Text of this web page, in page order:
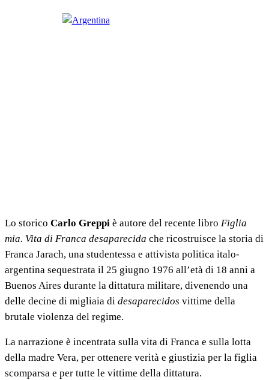
Lo storico Carlo Greppi è autore del recente libro Figlia
mia. Vita di Franca desaparecida che ricostruisce la storia di
Franca Jarach, una studentessa e attivista politica italo-
argentina sequestrata il 25 giugno 1976 all’età di 18 anni a
Buenos Aires durante la dittatura militare, divenendo una
delle decine di migliaia di desaparecidos vittime della
brutale violenza del regime.
La narrazione è incentrata sulla vita di Franca e sulla lotta
della madre Vera, per ottenere verità e giustizia per la figlia
scomparsa e per tutte le vittime della dittatura.